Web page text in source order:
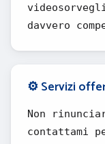
davvero
⚙️ Servizi
Non
contattami